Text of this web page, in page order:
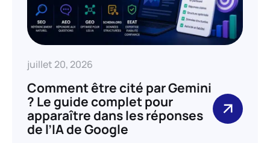
juillet 20, 2026
Comment être cité par Gemini
? Le guide complet pour
apparaître dans les réponses
de l’IA de Google